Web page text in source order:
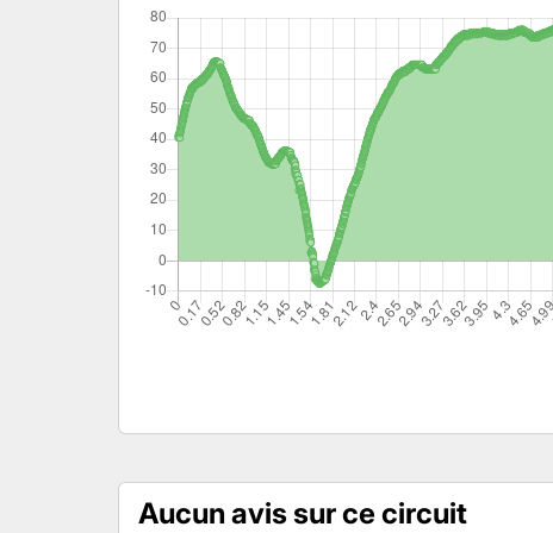
Aucun avis sur ce circuit